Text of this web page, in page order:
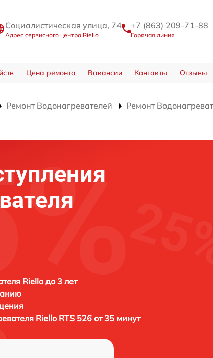
Социалистическая улица, 74
Адрес сервисного центра Riello
+7 (863) 209-71-88
Горячая линия
Цена ремонта Вакансии Контакты Отзывы
Ремонт Водонагревателей
Ремонт
Riello до 3 лет
Riello RTS 526 от 35 минут